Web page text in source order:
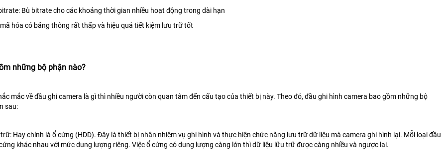
Bù bitrate cho các khoảng thời gian nhiều hoạt động trong dài hạn
hóa có băng thông rất thấp và hiệu quả tiết kiệm lưu trữ tốt
những bộ phận nào?
mắc về đầu ghi camera là gì thì nhiều người còn quan tâm đến cấu tạo của thiết bị này. Theo đó, đầu ghi hình camera bao gồm những bộ
sau:
Hay chính là ổ cứng (HDD). Đây là thiết bị nhận nhiệm vụ ghi hình và thực hiện chức năng lưu trữ dữ liệu mà camera ghi hình lại. Mỗi loại đầu
khác nhau với mức dung lượng riêng. Việc ổ cứng có dung lượng càng lớn thì dữ liệu lữu trữ được càng nhiều và ngược lại.